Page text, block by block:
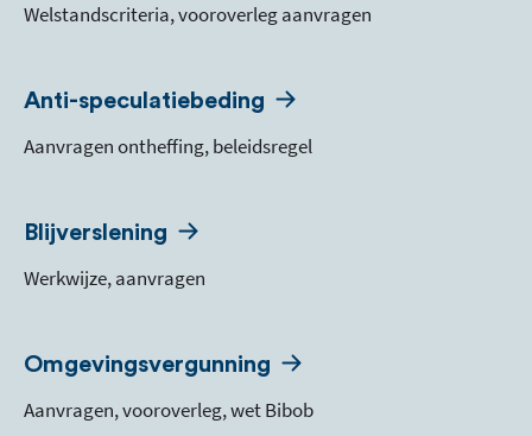
Welstandscriteria, vooroverleg aanvragen
Anti-speculatiebeding
Aanvragen ontheffing, beleidsregel
Blijverslening
Werkwijze, aanvragen
Omgevingsvergunning
Aanvragen, vooroverleg, wet Bibob